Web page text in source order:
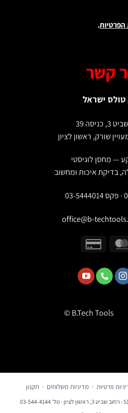
.
ישראל
ראשון לציון
לוגיסטי
office@b-
© B.Tech Tools
·מדיניות משלוחים·תקנון